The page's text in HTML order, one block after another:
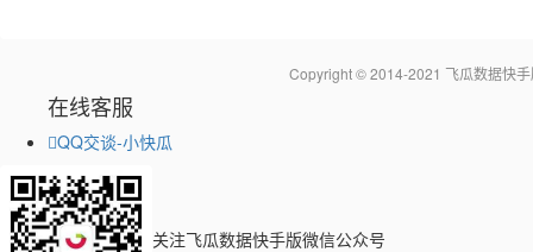
Copyright © 2014-2021 飞瓜数据快
在线客服
QQ交谈-小快瓜
关注飞瓜数据快手版微信公众号